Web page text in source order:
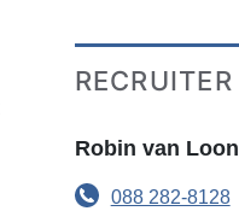
RECRUITER
Robin van Loon
088 282-8128